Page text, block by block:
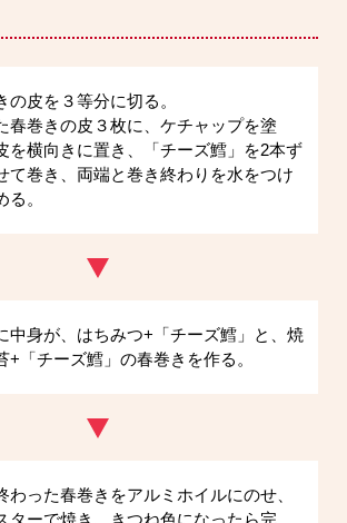
の皮を３等分に切る。
春巻きの皮３枚に、ケチャップを塗
を横向きに置き、「チーズ鱈」を2本ず
て巻き、両端と巻き終わりを水をつけ
る。
中身が、はちみつ+「チーズ鱈」と、焼
+「チーズ鱈」の春巻きを作る。
わった春巻きをアルミホイルにのせ、
ターで焼き、きつね色になったら完